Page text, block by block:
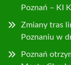
Poznań – KI
Zmiany tras
Poznaniu w
Poznań